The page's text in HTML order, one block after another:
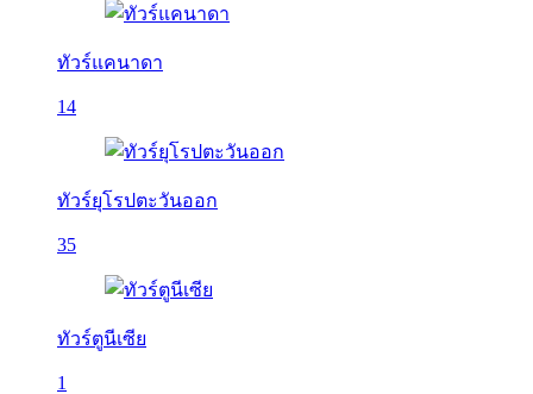
ทัวร์แคนาดา
14
ทัวร์ยุโรปตะวันออก
35
ทัวร์ตูนีเซีย
1